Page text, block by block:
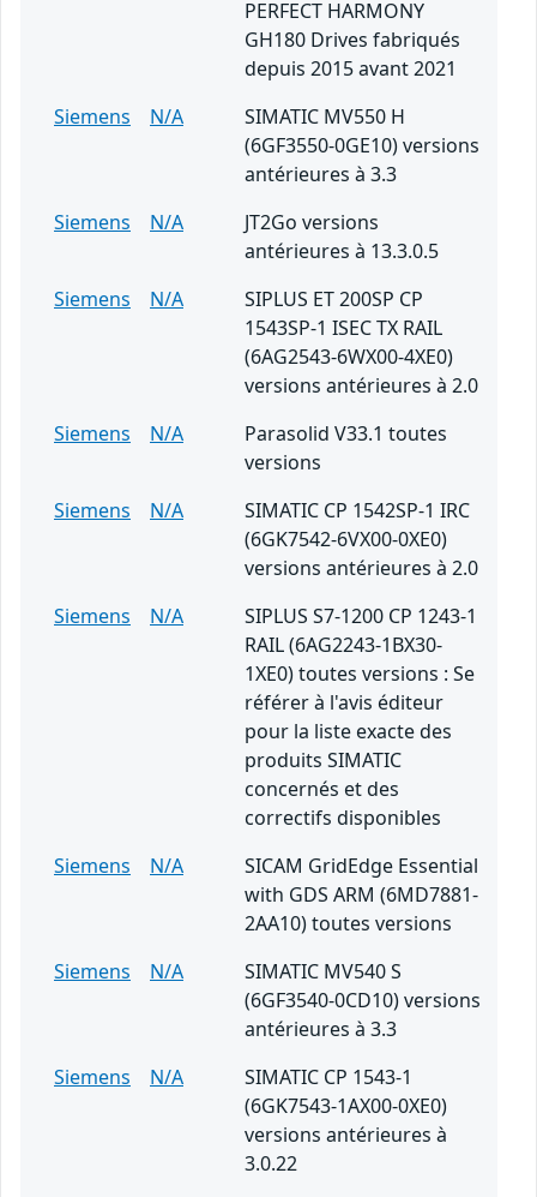
PERFECT HARMONY
GH180 Drives fabriqués
depuis 2015 avant 2021
Siemens
N/A
SIMATIC MV550 H
(6GF3550-0GE10) versions
antérieures à 3.3
Siemens
N/A
JT2Go versions
antérieures à 13.3.0.5
Siemens
N/A
SIPLUS ET 200SP CP
1543SP-1 ISEC TX RAIL
(6AG2543-6WX00-4XE0)
versions antérieures à 2.0
Siemens
N/A
Parasolid V33.1 toutes
versions
Siemens
N/A
SIMATIC CP 1542SP-1 IRC
(6GK7542-6VX00-0XE0)
versions antérieures à 2.0
Siemens
N/A
SIPLUS S7-1200 CP 1243-1
RAIL (6AG2243-1BX30-
1XE0) toutes versions : Se
référer à l'avis éditeur
pour la liste exacte des
produits SIMATIC
concernés et des
correctifs disponibles
Siemens
N/A
SICAM GridEdge Essential
with GDS ARM (6MD7881-
2AA10) toutes versions
Siemens
N/A
SIMATIC MV540 S
(6GF3540-0CD10) versions
antérieures à 3.3
Siemens
N/A
SIMATIC CP 1543-1
(6GK7543-1AX00-0XE0)
versions antérieures à
3.0.22